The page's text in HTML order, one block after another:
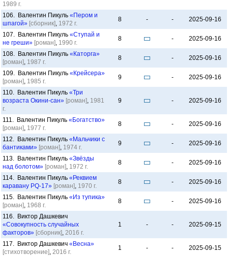
1989 г.
106. Валентин Пикуль «Пером и
шпагой» [сборник], 1972 г.
8 - - 2025-09-16
107. Валентин Пикуль «Ступай и
не греши» [роман], 1990 г.
8 - 2025-09-16
108. Валентин Пикуль «Каторга»
[роман], 1987 г.
8 - 2025-09-16
109. Валентин Пикуль «Крейсера»
[роман], 1985 г.
9 - 2025-09-16
110. Валентин Пикуль «Три
возраста Окини-сан» [роман], 1981
г.
9 - 2025-09-16
111. Валентин Пикуль «Богатство»
[роман], 1977 г.
8 - 2025-09-16
112. Валентин Пикуль «Мальчики с
бантиками» [роман], 1974 г.
9 - 2025-09-16
113. Валентин Пикуль «Звёзды
над болотом» [роман], 1972 г.
8 - 2025-09-16
114. Валентин Пикуль «Реквием
каравану PQ-17» [роман], 1970 г.
8 - 2025-09-16
115. Валентин Пикуль «Из тупика»
[роман], 1968 г.
8 - 2025-09-16
116. Виктор Дашкевич
«Совокупность случайных
факторов» [сборник], 2016 г.
1 - - 2025-09-15
117. Виктор Дашкевич «Весна»
[стихотворение], 2016 г.
1 - - 2025-09-15